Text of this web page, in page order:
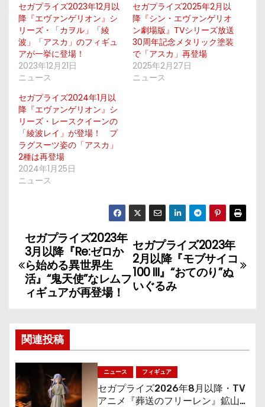
セガプライズ2023年12月以
降『エヴァンゲリオン』シ
リーズ・「カヲル」「綾
波」「アスカ」のフィギュ
アが一挙に登場！
2023年12月21日
ニュース
セガプライズ2025年2月以
降『シン・エヴァンゲリオ
ン劇場版』TVシリーズ放送
30周年記念メタリック塗装
で「アスカ」再登場
2025年2月27日
ニュース
セガプライズ2024年1月以
降『エヴァンゲリオン』シ
リーズ・レースクイーンの
「綾波レイ」が登場！ プ
ラグスーツ姿の「アスカ」
2種は再登場
2024年1月25日
ニュース
投
稿
ナ
ゲ
ー
シ
セガプライズ2023年
2月以降『モブサイコ
100 III』“おてのり”ぬ
いぐるみ
セガプライズ2023年
3月以降『Re:ゼロか
ら始める異世界生
活』“鬼天使”なレムフ
ィギュアが再登場！
関連投稿
ニュース フィギュア
セガプライズ2026年8月以降・TV
アニメ『葬送のフリーレン』鉱山で